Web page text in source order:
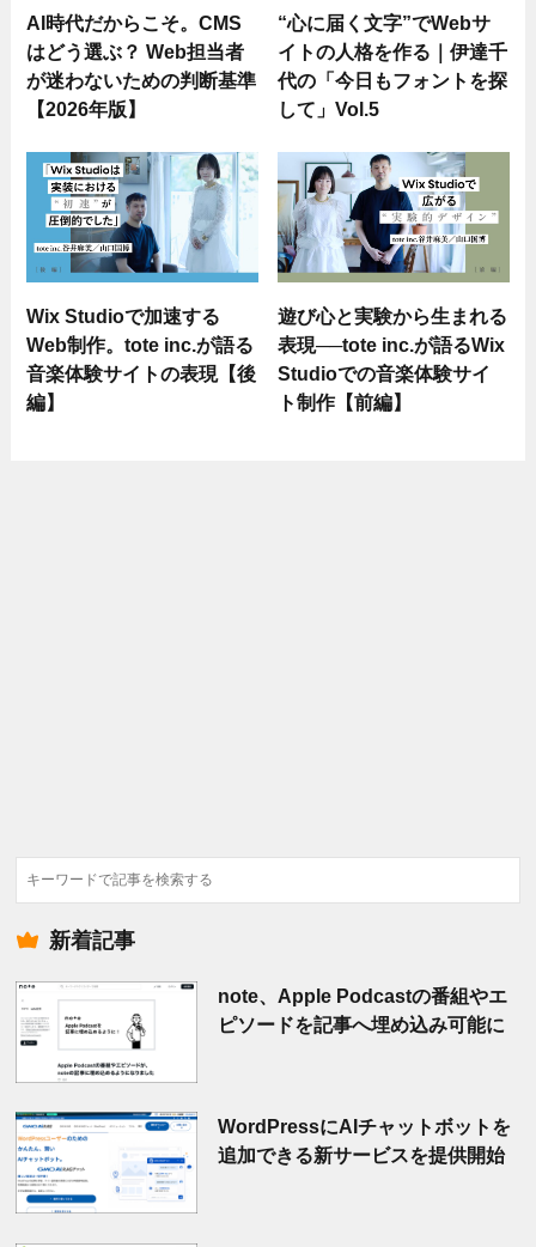
AI時代だからこそ。CMS
はどう選ぶ？ Web担当者
が迷わないための判断基準
【2026年版】
“心に届く文字”でWebサ
イトの人格を作る｜伊達千
代の「今日もフォントを探
して」Vol.5
Wix Studioで加速する
Web制作。tote inc.が語る
音楽体験サイトの表現【後
編】
遊び心と実験から生まれる
表現──tote inc.が語るWix
Studioでの音楽体験サイ
ト制作【前編】
検
索
新着記事
note、Apple Podcastの番組やエ
ピソードを記事へ埋め込み可能に
WordPressにAIチャットボットを
追加できる新サービスを提供開始